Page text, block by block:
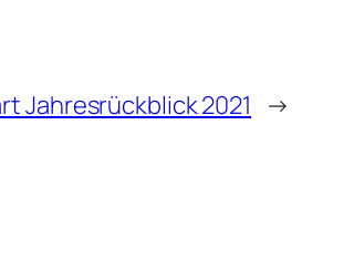
Jahresrückblick 2021 →